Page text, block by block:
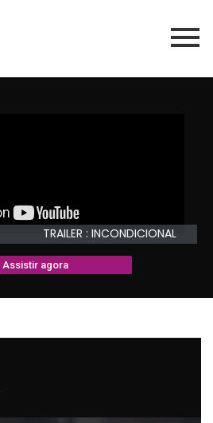
TRAILER : INCONDICIONAL
Assistir agora